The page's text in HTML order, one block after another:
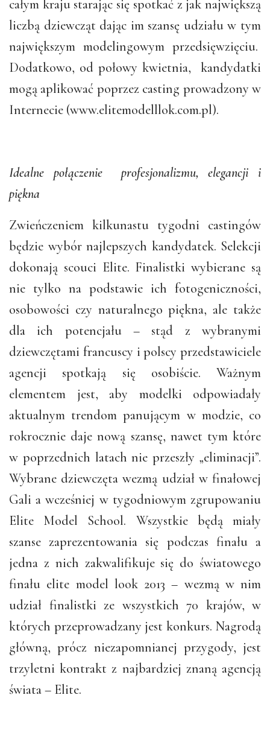
całym kraju starając się spotkać z jak największą
liczbą dziewcząt dając im szansę udziału w tym
największym modelingowym przedsięwzięciu.
Dodatkowo, od połowy kwietnia, kandydatki
mogą aplikować poprzez casting prowadzony w
Internecie (www.elitemodelllok.com.pl).
Idealne połączenie profesjonalizmu, elegancji i
piękna
Zwieńczeniem kilkunastu tygodni castingów
będzie wybór najlepszych kandydatek. Selekcji
dokonają scouci Elite. Finalistki wybierane są
nie tylko na podstawie ich fotogeniczności,
osobowości czy naturalnego piękna, ale także
dla ich potencjału – stąd z wybranymi
dziewczętami francuscy i polscy przedstawiciele
agencji spotkają się osobiście. Ważnym
elementem jest, aby modelki odpowiadały
aktualnym trendom panującym w modzie, co
rokrocznie daje nową szansę, nawet tym które
w poprzednich latach nie przeszły „eliminacji”.
Wybrane dziewczęta wezmą udział w finałowej
Gali a wcześniej w tygodniowym zgrupowaniu
Elite Model School. Wszystkie będą miały
szanse zaprezentowania się podczas finału a
jedna z nich zakwalifikuje się do światowego
finału elite model look 2013 – wezmą w nim
udział finalistki ze wszystkich 70 krajów, w
których przeprowadzany jest konkurs. Nagrodą
główną, prócz niezapomnianej przygody, jest
trzyletni kontrakt z najbardziej znaną agencją
świata – Elite.